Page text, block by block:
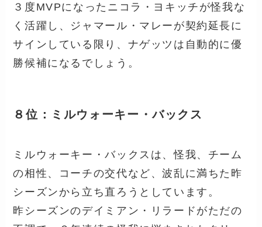
３度MVPになったニコラ・ヨキッチが怪我な
く活躍し、ジャマール・マレーが契約延長に
サインしている限り、ナゲッツは自動的に優
勝候補になるでしょう。
８位：ミルウォーキー・バックス
ミルウォーキー・バックスは、怪我、チーム
の相性、コーチの交代など、波乱に満ちた昨
シーズンから立ち直ろうとしています。
昨シーズンのデイミアン・リラードがただの